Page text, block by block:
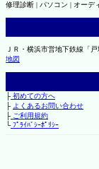
修理診断 | パソコン | オーデ
ＪＲ・横浜市営地下鉄線「
地図
├初めての方へ
├ よくあるお問い合わせ
├ご利用規約
└ﾌﾟﾗｲﾊﾞｼｰﾎﾟﾘｼｰ